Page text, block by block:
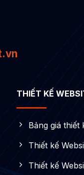
THIẾT KẾ
Bảng giá thiết
Thiết kế
Thiết kế